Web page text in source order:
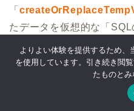
「
たデータを仮想的な「
ることが出来ます。
これにより今回の
てSQL的に扱えるようにし
よりよい体験を提供するため
を使用しています。引き続き閲
たものとみ